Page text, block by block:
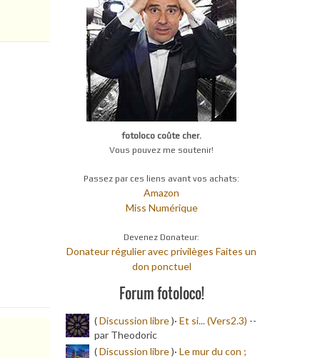
fotoloco coûte cher.
Vous pouvez me soutenir!
Passez par ces liens avant vos achats:
Amazon
Miss Numérique
Devenez Donateur:
Donateur régulier avec privilèges Faites un
don ponctuel
Forum fotoloco!
(Discussion libre)·Et si... (Vers2.3) --
par Theodoric
(Discussion libre)·Le mur du con ;